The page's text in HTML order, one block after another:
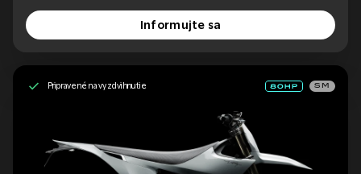
Informujte sa
Pripravené na vyzdvihnutie SM